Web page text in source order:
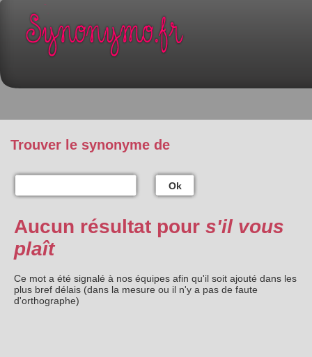
Trouver le synonyme de
Ok
Aucun résultat pour s'il vous
plaît
Ce mot a été signalé à nos équipes afin qu'il soit ajouté dans les
plus bref délais (dans la mesure ou il n'y a pas de faute
d'orthographe)